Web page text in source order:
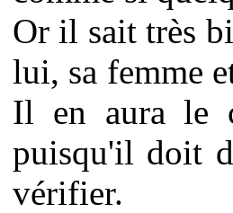
Or il sait très
lui, sa femme
Il en aura le
puisqu'il doit
vérifier.